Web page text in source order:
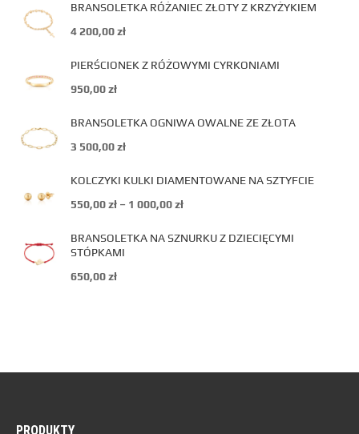
BRANSOLETKA RÓŻANIEC ZŁOTY Z KRZYŻYKIEM
4 200,00zł
PIERŚCIONEK Z RÓŻOWYMI CYRKONIAMI
950,00zł
BRANSOLETKA OGNIWA OWALNE ZE ZŁOTA
3 500,00zł
KOLCZYKI KULKI DIAMENTOWANE NA SZTYFCIE
550,00zł – 1 000,00zł
BRANSOLETKA NA SZNURKU Z DZIECIĘCYMI
STÓPKAMI
650,00zł
PRODUKTY